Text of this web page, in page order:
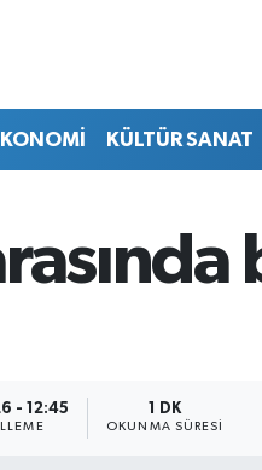
KÜLTÜR SANAT
- 12:45 1 DK
OKUNMA SÜRESI